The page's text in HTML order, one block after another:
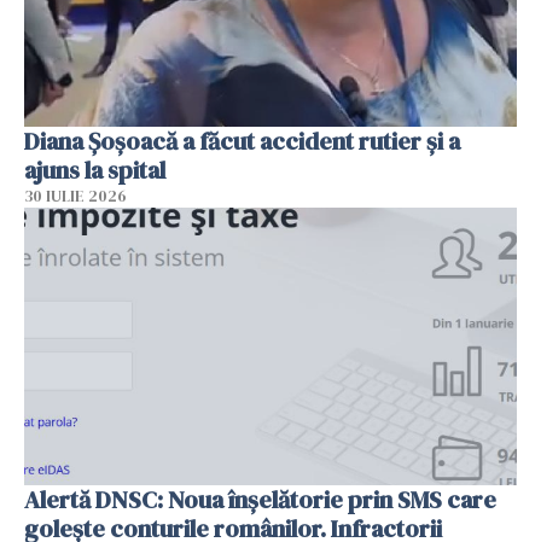
Diana Șoșoacă a făcut accident rutier și a
ajuns la spital
30 IULIE 2026
Alertă DNSC: Noua înșelătorie prin SMS care
golește conturile românilor. Infractorii